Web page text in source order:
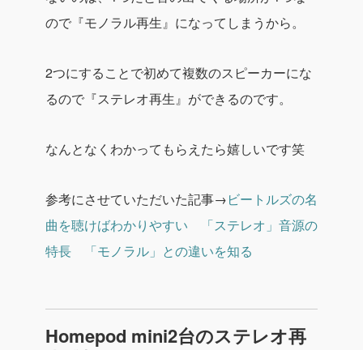
ので『モノラル再生』になってしまうから。
2つにすることで初めて複数のスピーカーにな
るので『ステレオ再生』ができるのです。
なんとなくわかってもらえたら嬉しいです笑
参考にさせていただいた記事→ビートルズの名
曲を聴けばわかりやすい 「ステレオ」音源の
特長 「モノラル」との違いを知る
Homepod mini2台のステレオ再